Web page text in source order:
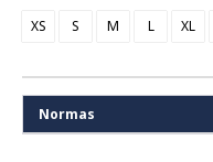
XS
S M L XL
Normas